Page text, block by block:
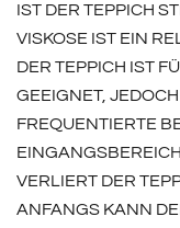
IST DER TEPPICH
VISKOSE IST EIN
DER TEPPICH IST
GEEIGNET,
FREQUENTIERTE
VERLIERT DER
ANFANGS KANN